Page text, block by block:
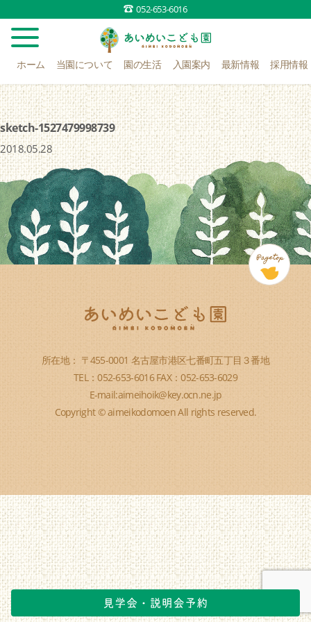
052-653-6016
ホーム 当園について 園の生活 入園案内 最新情報 採用情報
sketch-1527479998739
2018.05.28
所在地： 〒455-0001 名古屋市港区七番町五丁目３番地
TEL：052-653-6016 FAX：052-653-6029
E-mail:aimeihoik@key.ocn.ne.jp
Copyright © aimeikodomoen All rights reserved.